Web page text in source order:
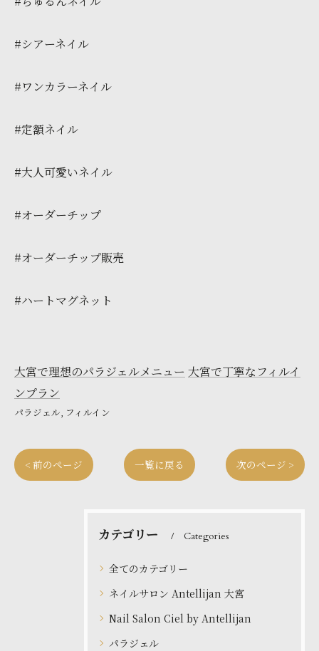
#シアーネイル
#ワンカラーネイル
#定額ネイル
#大人可愛いネイル
#オーダーチップ
#オーダーチップ販売
#ハートマグネット
大宮で理想のパラジェルメニュー 大宮で丁寧なフィルイ
ンプラン
パラジェル フィルイン
< 前のページ 一覧に戻る 次のページ >
カテゴリー Categories
全てのカテゴリー
ネイルサロン Antellijan 大宮
Nail Salon Ciel by Antellijan
パラジェル